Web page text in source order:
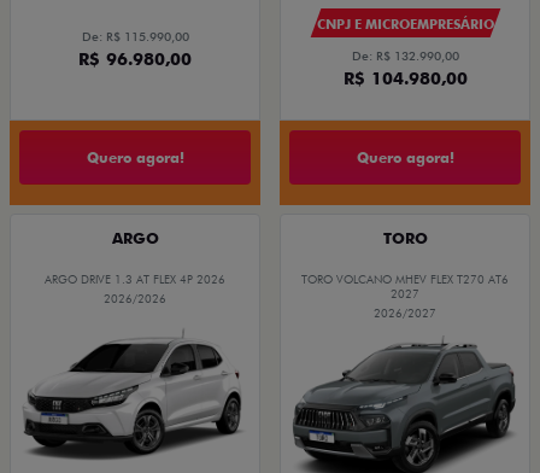
De: R$ 115.990,00
R$ 96.980,00
Quero agora!
CNPJ E MICROEMPRESÁRIO
De: R$ 132.990,00
R$ 104.980,00
Quero agora!
ARGO
ARGO DRIVE 1.3 AT FLEX 4P 2026
2026/2026
TORO
TORO VOLCANO MHEV FLEX T270 AT6
2027
2026/2027